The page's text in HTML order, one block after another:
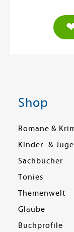
Shop
Romane &
Kinder- &
Sachbücher
Tonies
Themenwelt
Glaube
Buchprofile